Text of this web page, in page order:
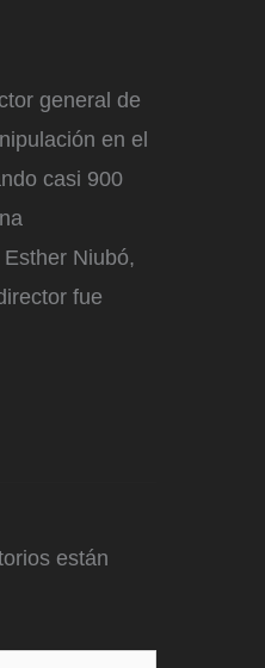
general de
en el
casi 900
Niubó,
fue
están